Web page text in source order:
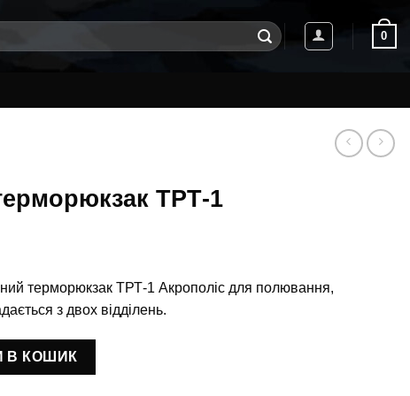
0
ТРТ-1
терморюкзак ТРТ-1 Акрополіс для полювання,
з двох відділень.
1 кількість
В КОШИК